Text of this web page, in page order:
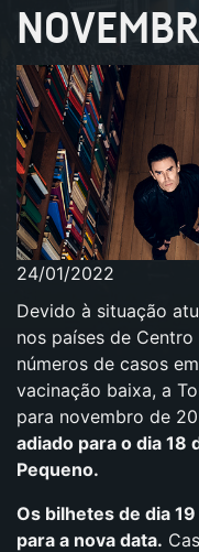
24/01/2022
Devido à situação
nos países de
números de casos
vacinação baixa, a
para novembro de
adiado para o dia 18
Pequeno.
Os bilhetes de dia
para a nova data.